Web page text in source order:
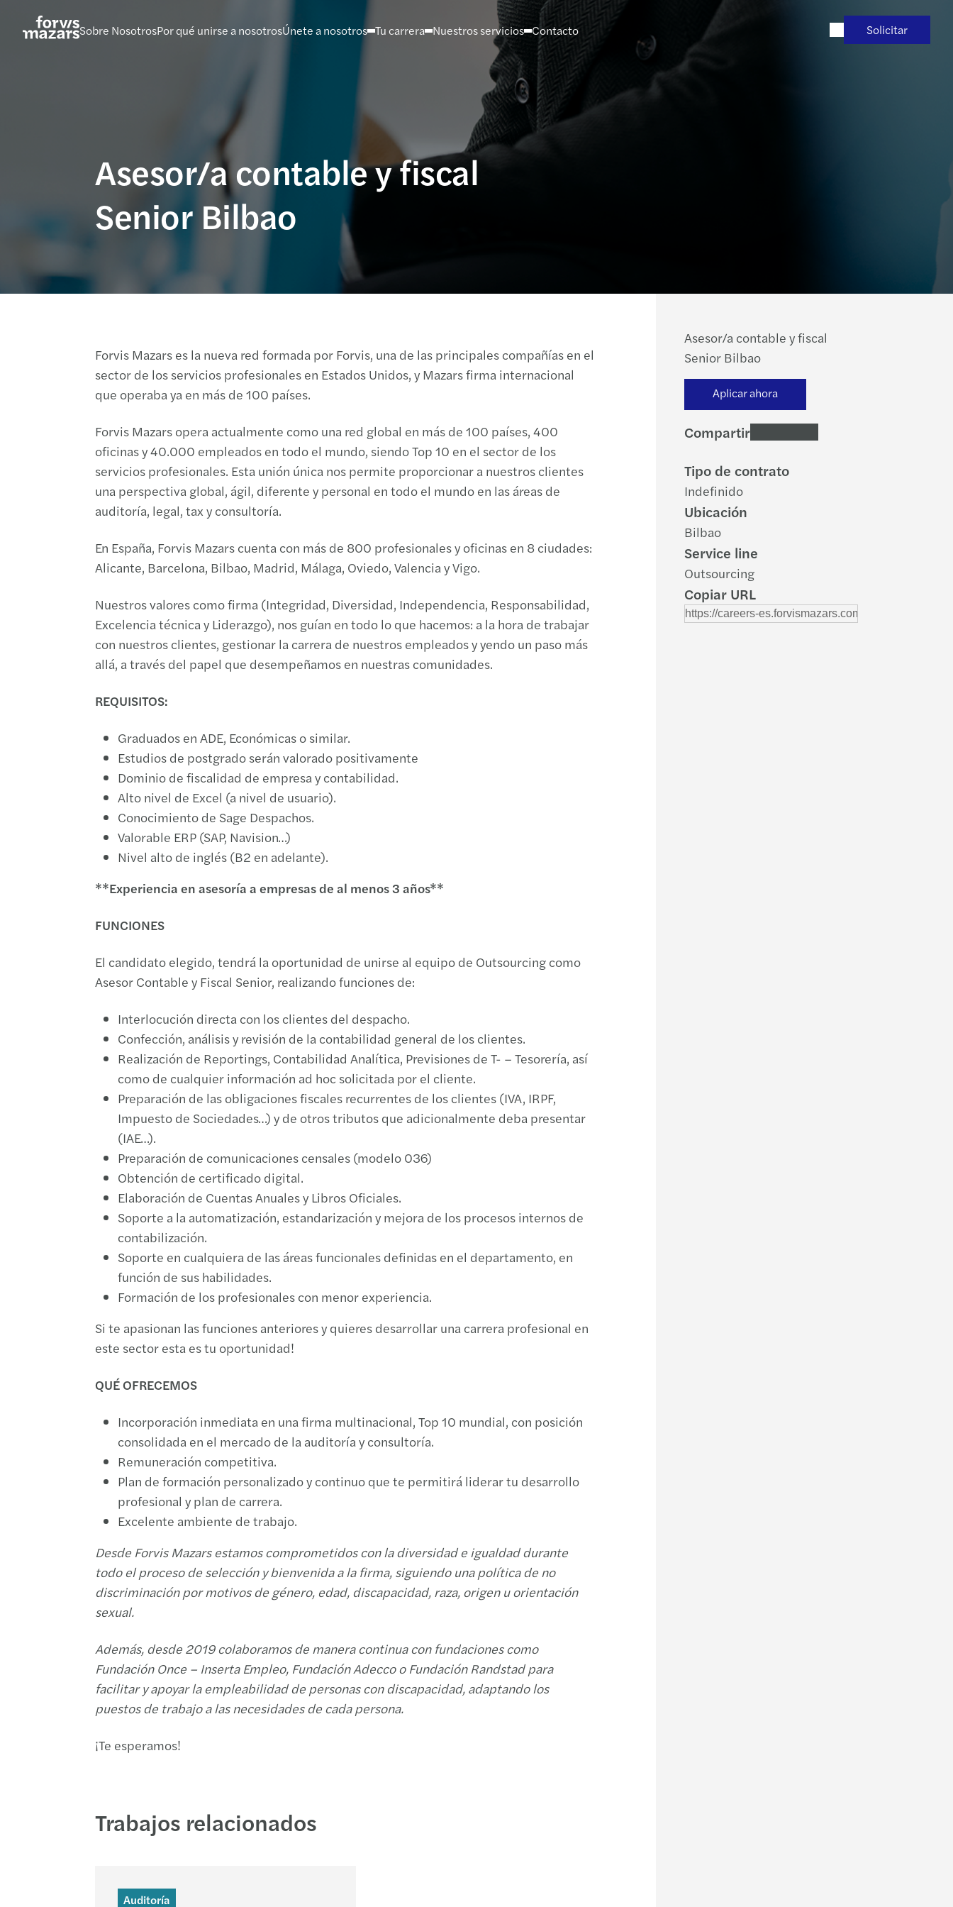
Sobre NosotrosPor qué unirse a nosotrosÚnete a nosotros Tu carrera Nuestros servicios Contacto Solicitar
Asesor/a contable y fiscal
Senior Bilbao
Asesor/a contable y fiscal
Senior Bilbao
Aplicar ahora
Compartir
Tipo de contrato
Indefinido
Ubicación
Bilbao
Service line
Outsourcing
Copiar URL
Forvis Mazars es la nueva red formada por Forvis, una de las principales compañías en el
sector de los servicios profesionales en Estados Unidos, y Mazars firma internacional
que operaba ya en más de 100 países.
Forvis Mazars opera actualmente como una red global en más de 100 países, 400
oficinas y 40.000 empleados en todo el mundo, siendo Top 10 en el sector de los
servicios profesionales. Esta unión única nos permite proporcionar a nuestros clientes
una perspectiva global, ágil, diferente y personal en todo el mundo en las áreas de
auditoría, legal, tax y consultoría.
En España, Forvis Mazars cuenta con más de 800 profesionales y oficinas en 8 ciudades:
Alicante, Barcelona, Bilbao, Madrid, Málaga, Oviedo, Valencia y Vigo.
Nuestros valores como firma (Integridad, Diversidad, Independencia, Responsabilidad,
Excelencia técnica y Liderazgo), nos guían en todo lo que hacemos: a la hora de trabajar
con nuestros clientes, gestionar la carrera de nuestros empleados y yendo un paso más
allá, a través del papel que desempeñamos en nuestras comunidades.
REQUISITOS:
Graduados en ADE, Económicas o similar.
Estudios de postgrado serán valorado positivamente
Dominio de fiscalidad de empresa y contabilidad.
Alto nivel de Excel (a nivel de usuario).
Conocimiento de Sage Despachos.
Valorable ERP (SAP, Navision…)
Nivel alto de inglés (B2 en adelante).
**Experiencia en asesoría a empresas de al menos 3 años**
FUNCIONES
El candidato elegido, tendrá la oportunidad de unirse al equipo de Outsourcing como
Asesor Contable y Fiscal Senior, realizando funciones de:
Interlocución directa con los clientes del despacho.
Confección, análisis y revisión de la contabilidad general de los clientes.
Realización de Reportings, Contabilidad Analítica, Previsiones de T- – Tesorería, así
como de cualquier información ad hoc solicitada por el cliente.
Preparación de las obligaciones fiscales recurrentes de los clientes (IVA, IRPF,
Impuesto de Sociedades…) y de otros tributos que adicionalmente deba presentar
(IAE…).
Preparación de comunicaciones censales (modelo 036)
Obtención de certificado digital.
Elaboración de Cuentas Anuales y Libros Oficiales.
Soporte a la automatización, estandarización y mejora de los procesos internos de
contabilización.
Soporte en cualquiera de las áreas funcionales definidas en el departamento, en
función de sus habilidades.
Formación de los profesionales con menor experiencia.
Si te apasionan las funciones anteriores y quieres desarrollar una carrera profesional en
este sector esta es tu oportunidad!
QUÉ OFRECEMOS
Incorporación inmediata en una firma multinacional, Top 10 mundial, con posición
consolidada en el mercado de la auditoría y consultoría.
Remuneración competitiva.
Plan de formación personalizado y continuo que te permitirá liderar tu desarrollo
profesional y plan de carrera.
Excelente ambiente de trabajo.
Desde Forvis Mazars estamos comprometidos con la diversidad e igualdad durante
todo el proceso de selección y bienvenida a la firma, siguiendo una política de no
discriminación por motivos de género, edad, discapacidad, raza, origen u orientación
sexual.
Además, desde 2019 colaboramos de manera continua con fundaciones como
Fundación Once – Inserta Empleo, Fundación Adecco o Fundación Randstad para
facilitar y apoyar la empleabilidad de personas con discapacidad, adaptando los
puestos de trabajo a las necesidades de cada persona.
¡Te esperamos!
Trabajos relacionados
Auditoría